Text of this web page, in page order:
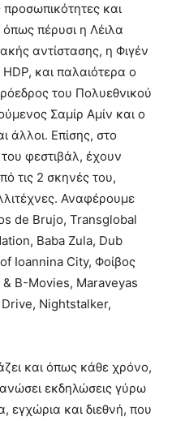
προσωπικότητες και
πέρυσι η Λέιλα
αντίστασης, η Φιγέν
και παλαιότερα ο
του Πολυεθνικού
Σαμίρ Αμίν και ο
άλλοι. Επίσης, στο
φεστιβάλ, έχουν
τις 2 σκηνές του,
Αναφέρουμε
de Brujo, Transglobal
Baba Zula, Dub
Ioannina City, Φοίβος
Β-Movies, Maraveyas
Nightstalker,
και όπως κάθε χρόνο,
εκδηλώσεις γύρω
εγχώρια και διεθνή, που